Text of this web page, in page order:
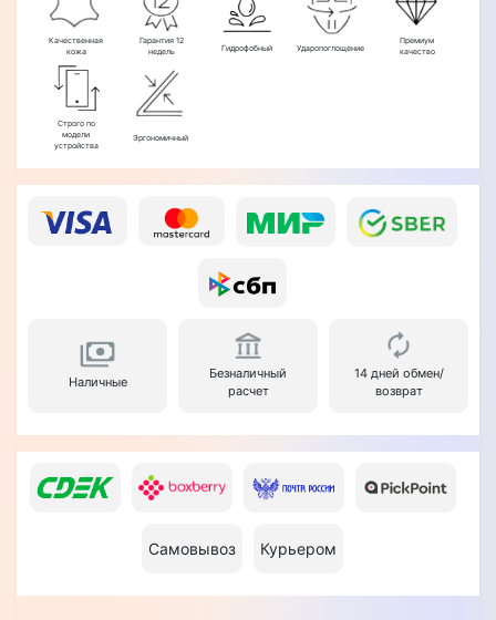
Качественная
кожа
Гарантия 12
недель
Гидрофобный Ударопоглощение
Премиум
качество
Строго по
модели
устройства
Эргономичный
Наличные
Безналичный
расчет
14 дней обмен/
возврат
Самовывоз Курьером